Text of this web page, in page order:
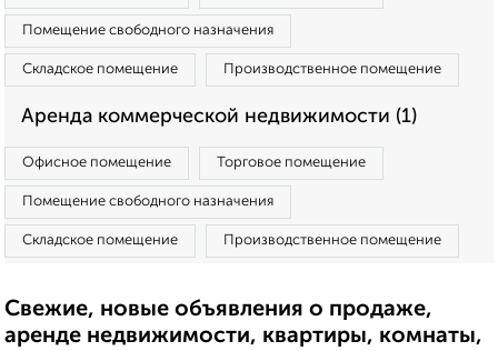
Помещение свободного назначения
Складское помещение Производственное помещение
Аренда коммерческой недвижимости (1)
Офисное помещение Торговое помещение
Помещение свободного назначения
Складское помещение Производственное помещение
Свежие, новые объявления о продаже,
аренде недвижимости, квартиры, комнаты,